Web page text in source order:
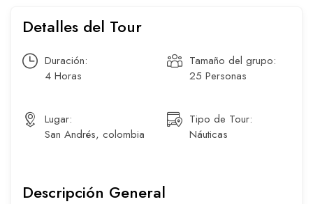
WhatsApp Llamar
Detalles del Tour
Duración:
4 Horas
Tamaño del grupo:
25 Personas
Lugar:
San Andrés, colombia
Tipo de Tour:
Náuticas
Descripción General